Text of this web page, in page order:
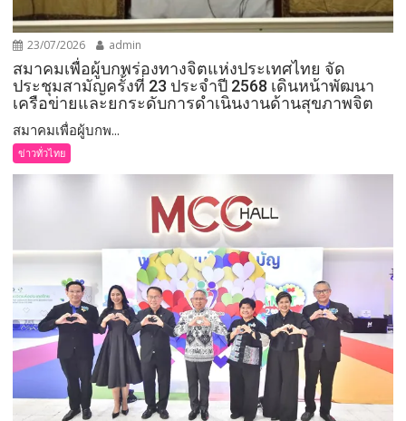
23/07/2026 admin
สมาคมเพื่อผู้บกพร่องทางจิตแห่งประเทศไทย จัด
ประชุมสามัญครั้งที่ 23 ประจำปี 2568 เดินหน้าพัฒนา
เครือข่ายและยกระดับการดำเนินงานด้านสุขภาพจิต
สมาคมเพื่อผู้บกพ...
ข่าวทั่วไทย